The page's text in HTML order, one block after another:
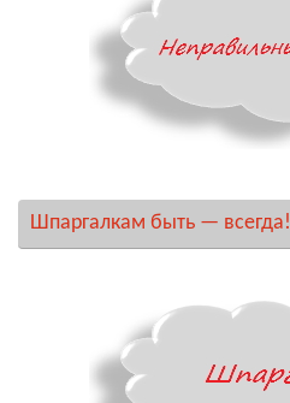
Шпаргалкам быть — всегда!